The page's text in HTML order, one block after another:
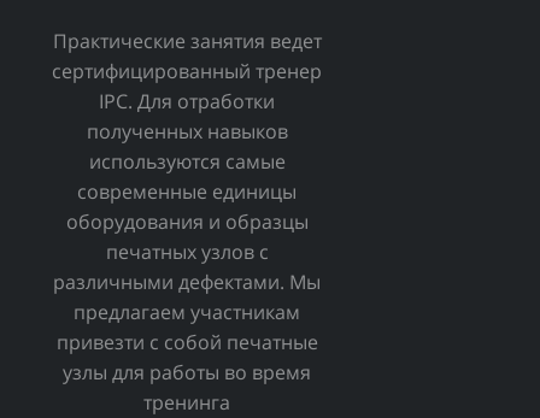
Практические занятия ведет
сертифицированный тренер
IPC. Для отработки
полученных навыков
используются самые
современные единицы
оборудования и образцы
печатных узлов с
различными дефектами. Мы
предлагаем участникам
привезти с собой печатные
узлы для работы во время
тренинга